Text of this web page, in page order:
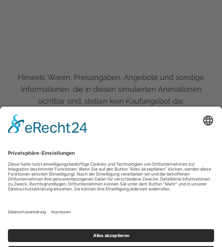
Hinweis: Waren, Preisangaben, Angebote und sonstige
Informationen, die in diesen simulierten Animationen
sichtbar sind, stellen kein Kaufangebot dar.
eingetragene Marke. Alle Rechte vorbehalten. Unerlaubtes
Kopieren wird zivil- und strafrechtlich verfolgt.
Theme von
Powered byWordPress